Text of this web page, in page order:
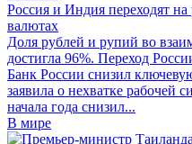
Россия и Индия переходят
валютах
Доля рублей и рупий во
достигла 96%. Переход
Банк России снизил
заявила о нехватке рабочей
начала года снизил...
В мире